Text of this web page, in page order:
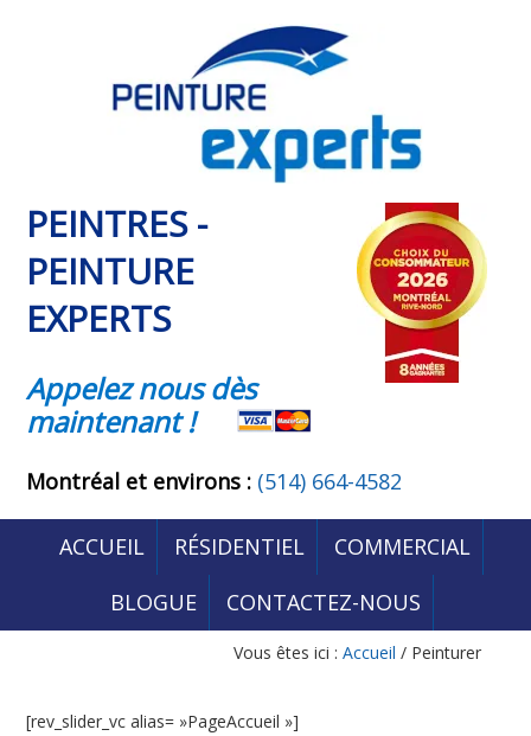
PEINTRES -
PEINTURE
EXPERTS
Appelez nous dès
maintenant !
Montréal et environs : (514) 664-4582
ACCUEIL RÉSIDENTIEL
COMMERCIAL
BLOGUE
CONTACTEZ-NOUS
Vous êtes ici : Accueil /Peinturer
[rev_slider_vc alias= »PageAccueil »]